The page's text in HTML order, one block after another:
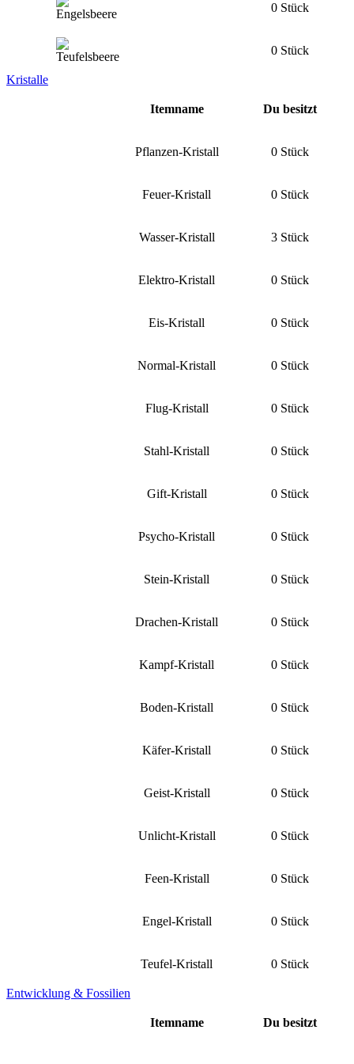
0 Stück
0 Stück
Kristalle
Itemname Du besitzt
Pflanzen-Kristall 0 Stück
Feuer-Kristall 0 Stück
Wasser-Kristall 3 Stück
Elektro-Kristall 0 Stück
Eis-Kristall 0 Stück
Normal-Kristall 0 Stück
Flug-Kristall 0 Stück
Stahl-Kristall 0 Stück
Gift-Kristall 0 Stück
Psycho-Kristall 0 Stück
Stein-Kristall 0 Stück
Drachen-Kristall 0 Stück
Kampf-Kristall 0 Stück
Boden-Kristall 0 Stück
Käfer-Kristall 0 Stück
Geist-Kristall 0 Stück
Unlicht-Kristall 0 Stück
Feen-Kristall 0 Stück
Engel-Kristall 0 Stück
Teufel-Kristall 0 Stück
Entwicklung & Fossilien
Itemname Du besitzt